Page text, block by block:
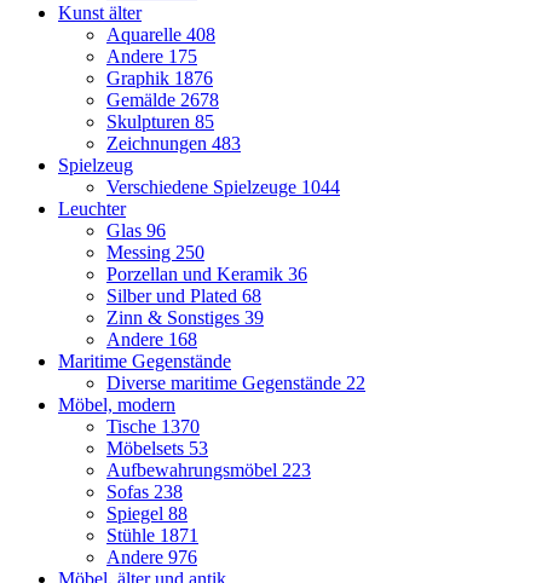
Kunst älter
Aquarelle 408
Andere 175
Graphik 1876
Gemälde 2678
Skulpturen 85
Zeichnungen 483
Spielzeug
Verschiedene Spielzeuge 1044
Leuchter
Glas 96
Messing 250
Porzellan und Keramik 36
Silber und Plated 68
Zinn & Sonstiges 39
Andere 168
Maritime Gegenstände
Diverse maritime Gegenstände 22
Möbel, modern
Tische 1370
Möbelsets 53
Aufbewahrungsmöbel 223
Sofas 238
Spiegel 88
Stühle 1871
Andere 976
Möbel, älter und antik